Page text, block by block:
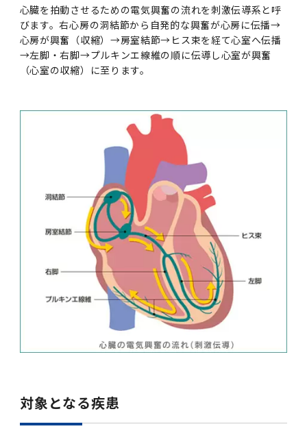
研究不正の防止
会計監査人候補者の決定について
動物実験等に関する情報
企業等からの資金提供状況の公表
女性活躍推進法による一般事業主行動計画
次世代育成支援対策推進法による一般事業主行
女性の活躍推進に向けた取り組み
目標とする教員の適正な年齢構成
次世代育成支援対策推進法による一般事業主行
動計画
次世代認定マーク「くるみん」を取得しました
（基準適合一般事業主認定）
サークル紹介
大学祭
ILA国府台 公開講座等のお知らせ
キャンパス紹介
(*Autumn admission)
令和６年度（２０２４年度）総合知と癒しの次
世代フロントランナー育成プログラム（医歯学
学対象）の募集について
Call for Applications to TMDU-SPRING
Program (formerly the TMDU WISE
Program) for the 2024 Academic Year
令和6年度（2024年度）東京医科歯科大学
「TMDU-SPRING」対象学生の募集について
（※春入学対象）について
Call for Application to TMDU WISE
Programs (II) for the 2023 Academic Year
by Eligible Students (*Autumn admission)
対象）の募集について
教養部在学生
医学部在学生
歯学部在学生
附属学校在学生
障がいのある学生サポートトップ
修学上の支援について
学生相談支援室
障害を理由とする差別の解消の推進に関する対
バリアフリーマップ
困りごと対策貸出グッズ
文部科学省からのお知らせ
令和７年度（２０２５年度）新入生向けPC購
令和６年度（２０２４年度）東京医科歯科大学
「研究者早期育成コース」採用決定通知書授与
式を行いました。
令和５年度（２０２３年度）東京医科歯科大学
「研究者早期育成コース及び研究者養成コー
ス」採用決定通知書授与式を行いました。
令和４年度（２０２２年度）東京医科歯科大学
「研究者早期育成コース及び研究者養成コー
ス」採用決定通知書授与式を行いました。
令和３年度（２０２１年度）東京医科歯科大学
「卓越大学院生制度（Ⅰ）」採用決定通知書授
学位の申請
インターンシップ
就職支援サイトリンク集
就職支援ガイド
外国人留学生の就職情報について
就職活動体験談について
OB・OG情報について
内定取り消しについて
進路届の提出について
その他 就職関連情報（推薦書等）
国立美術館キャンパスメンバーズ
新入学の大学院生へ To New Graduate
Students
分野構成
医歯学総合研究科博士課程生命理工学系専攻履
修要項（シラバス）
年報トップ
2024年（25.7MB）
2021年（PDF：71.9 MB）
2020年 （PDF：67.8MB）
2019年 （PDF：71.7MB）
2018年 （PDF：83.3MB）
2017年 （PDF：75.1MB）
2015年 （PDF：83.3MB）
統合教育機構学務企画課
セミナー・特別講義
2022年度
2019年度
年報
年報トップ
2023年（PDF：4.5MB）
2022年（PDF：53.8 MB）
2021年（PDF：4.5 MB）
2020年 （PDF：4.6MB）
2019年 （PDF：5.2MB）
2018年 （PDF：18.7MB）
2016年 （PDF：13.5MB）
統合教育機構トップ
医学・歯学分野における数理・データサイエン
大学統合時の教育・学生生活について（受験生
向け）
Regarding education and student life after
the integration（For prospective
students）
大学統合時の教育・学生生活について（在学生
向け）
Regarding education and student life after
the integration (For current students)
教学IR関連公開情報トップ
卒業生進路アンケート
統合研究機構・統合イノベーション機構
統合研究機構・統合イノベーション機構トップ
統合イノベーション機構
統合イノベーション機構トップ
医療ビッグデータによるトータル・ヘルスケア
イノベーション創出の基盤構築プロジェクト
オープンイノベーションセンター
ヘルスサイエンスR&Dセンター
若手研究者支援センター（統合研究機構）
研究基盤クラスター（統合研究機構）
研究基盤クラスター（統合研究機構）トップ
リサーチコアセンター
実験動物センター
生命倫理研究センター
先端医歯工学創成クラスター（統合研究機構）
先端医歯工学創成クラスター（統合研究機構）
トップ
再生医療研究センター
再生医療研究センター（微生物安全性グルー
脳統合機能研究センター
統合研究機構から他部局へ異動したセンター
統合研究機構から他部局へ異動したセンタート
低侵襲医療センター（旧：低侵襲医歯学研究セ
オープンイノベーションセンター
統合国際機構
統合情報機構（図書館部門・ITセキュリティ部
統合情報機構（図書館部門・ITセキュリティ部
ITヘルプデスク（学内専用サイト）
ITセキュリティ部門（学内専用サイト）
図書館
連絡先一覧
学生支援・保健管理機構
学生支援・保健管理機構トップ
保健管理センター
湯島学生支援センター
湯島学生支援センタートップ
学生相談支援室
環境安全管理室
環境安全管理室トップ
広報部
ヒトES細胞倫理審査委員会
利益相反に関する説明会資料(ダウンロード)(学
研究大学強化促進事業に関する情報・評価
心臓を拍動させるための電気興奮の流れを刺激伝導系と呼
びます。右心房の洞結節から自発的な興奮が心房に伝播→
心房が興奮（収縮）→房室結節→ヒス束を経て心室へ伝播
→左脚・右脚→プルキンエ線維の順に伝導し心室が興奮
（心室の収縮）に至ります。
対象となる疾患